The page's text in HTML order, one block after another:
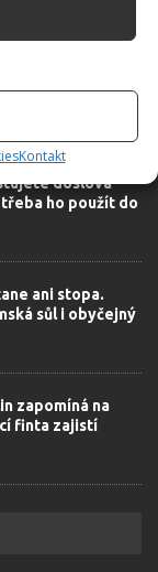
Kontakt
doslova
ho použít do
ani stopa.
sůl i obyčejný
zapomíná na
finta zajistí